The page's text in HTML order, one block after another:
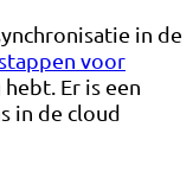
in de
voor
Er is een
in de cloud